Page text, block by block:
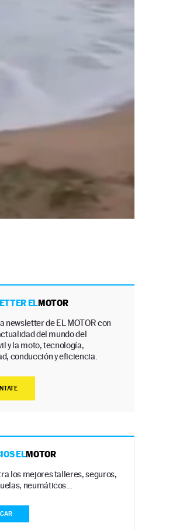
ELMOTOR
newsletter de EL MOTOR con
del mundo del
y la moto, tecnología,
conducción y eficiencia.
ELMOTOR
los mejores talleres, seguros,
neumáticos…